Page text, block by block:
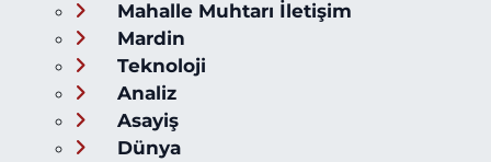
Mahalle Muhtarı İletişim
Mardin
Teknoloji
Analiz
Asayiş
Dünya